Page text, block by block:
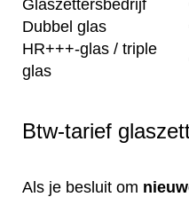
Glaszettersbedrijf
Dubbel glas
HR+++-glas / triple
glas
Btw-tarief
Als je besluit om